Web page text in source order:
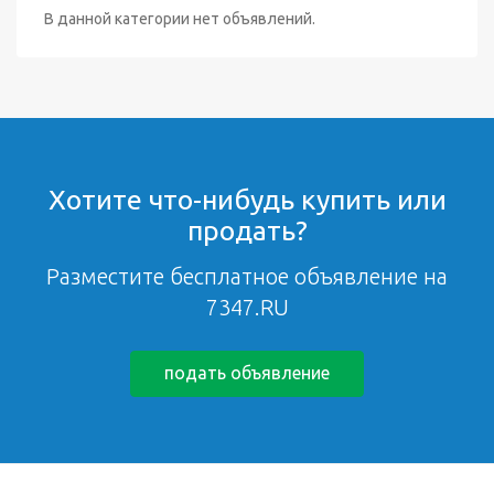
В данной категории нет объявлений.
Хотите что-нибудь купить или
продать?
Разместите бесплатное объявление на
7347.RU
подать объявление